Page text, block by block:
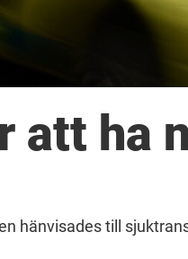
att ha
hänvisades till